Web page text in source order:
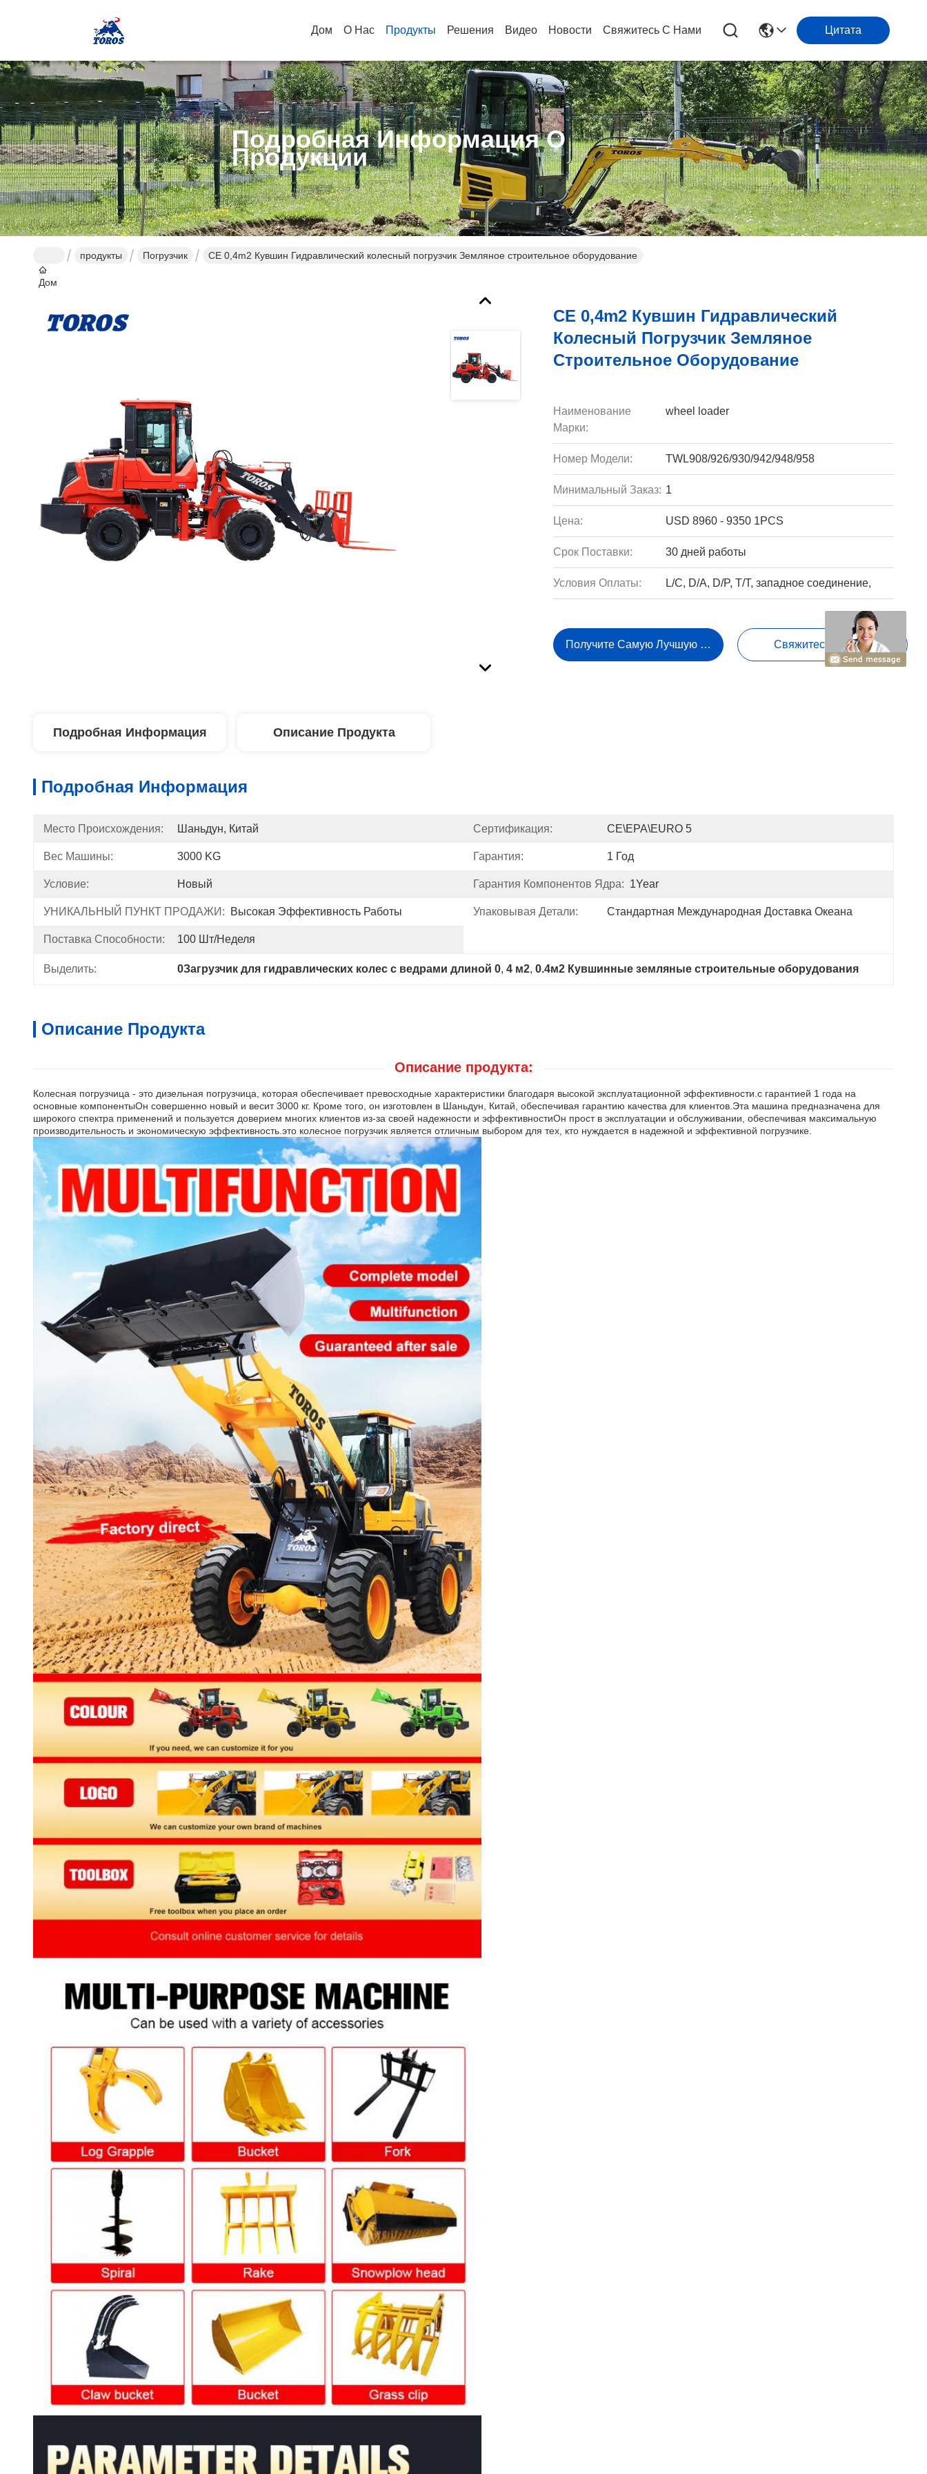
Дом О Нас Продукты Решения Видео Новости Свяжитесь С Нами Цитата
Подробная Информация О
Продукции
Дом
продукты Погрузчик CE 0,4m2 Кувшин Гидравлический колесный погрузчик Земляное строительное оборудование
CE 0,4m2 Кувшин Гидравлический
Колесный Погрузчик Земляное
Строительное Оборудование
Наименование
Марки:
wheel loader
Номер Модели: TWL908/926/930/942/948/958
Минимальный Заказ: 1
Цена: USD 8960 - 9350 1PCS
Срок Поставки: 30 дней работы
Условия Оплаты: L/C, D/A, D/P, T/T, западное соединение,
Получите Самую Лучшую Цену Свяжитесь Сейчас
Подробная Информация Описание Продукта
Подробная Информация
Место Происхождения: Шаньдун, Китай Сертификация: CE\EPA\EURO 5
Вес Машины: 3000 KG Гарантия: 1 Год
Условие: Новый Гарантия Компонентов Ядра: 1Year
УНИКАЛЬНЫЙ ПУНКТ ПРОДАЖИ: Высокая Эффективность Работы Упаковывая Детали: Стандартная Международная Доставка Океана
Поставка Способности: 100 Шт/неделя
Выделить: 0Загрузчик для гидравлических колес с ведрами длиной 0, 4 м2, 0.4м2 Кувшинные земляные строительные оборудования
Описание Продукта
Описание продукта:
Колесная погрузчица - это дизельная погрузчица, которая обеспечивает превосходные характеристики благодаря высокой эксплуатационной эффективности.с гарантией 1 года на
основные компонентыОн совершенно новый и весит 3000 кг. Кроме того, он изготовлен в Шаньдун, Китай, обеспечивая гарантию качества для клиентов.Эта машина предназначена для
широкого спектра применений и пользуется доверием многих клиентов из-за своей надежности и эффективностиОн прост в эксплуатации и обслуживании, обеспечивая максимальную
производительность и экономическую эффективность.это колесное погрузчик является отличным выбором для тех, кто нуждается в надежной и эффективной погрузчике.